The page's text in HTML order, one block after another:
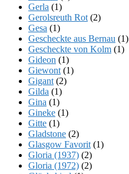
Gerla (1)
Gerolsreuth Rot (2)
Gesa (1)
Gescheckte aus Bernau (1)
Gescheckte von Kolm (1)
Gideon (1)
Giewont (1)
Gigant (2)
Gilda (1)
Gina (1)
Gineke (1)
Gitte (1)
Gladstone (2)
Glasgow Favorit (1)
Gloria (1937) (2)
Gloria (1972) (2)